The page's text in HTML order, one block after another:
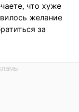
что хуже
желание
за